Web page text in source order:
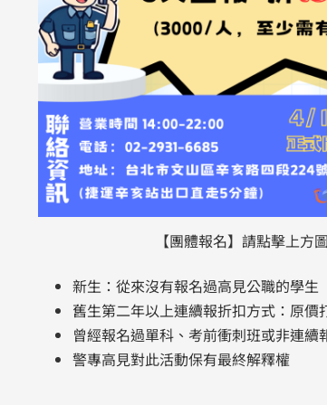
【團體報名】請點擊上方
新生：從來沒有報名過高見公職的學生
舊生第二年以上連續報折扣方式：原
曾經報名過單科、考前衝刺班或非連
警專高見對此活動保有最終解釋權